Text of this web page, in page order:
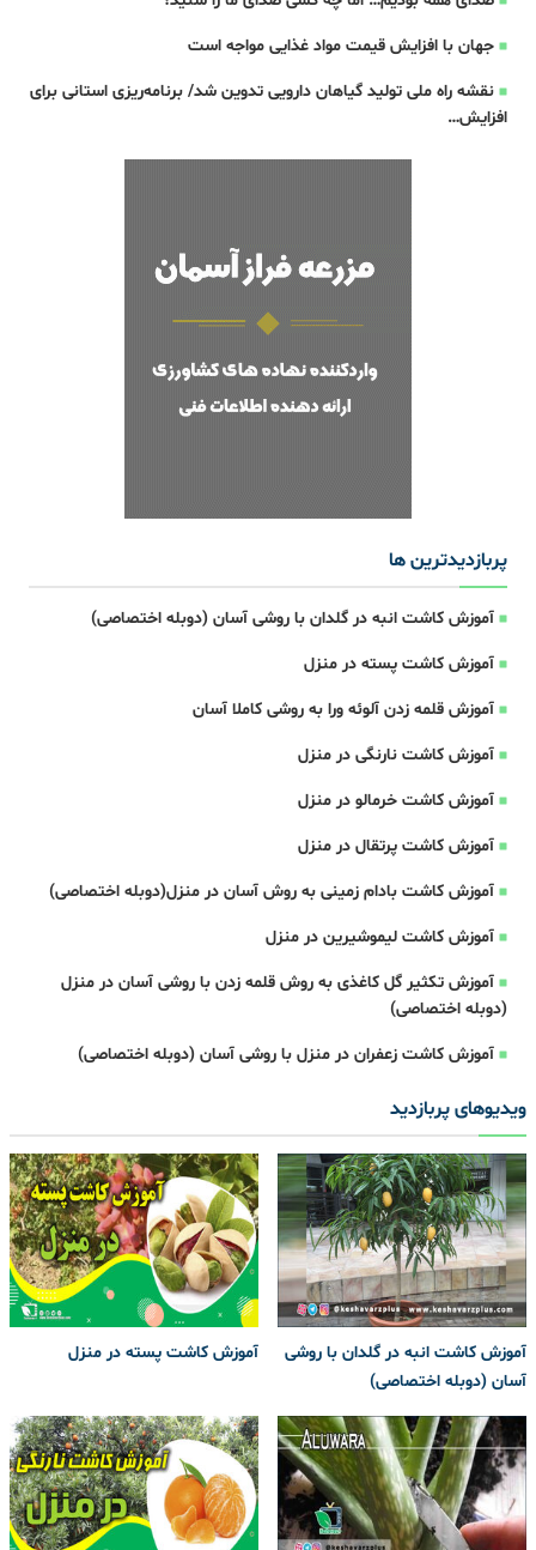
جهان با افزایش قیمت مواد غذایی مواجه است
نقشه راه ملی تولید گیاهان دارویی تدوین شد/ برنامه‌ریزی استانی برای
افزایش…
پربازدیدترین ها
آموزش کاشت انبه در گلدان با روشی آسان (دوبله اختصاصی)
آموزش کاشت پسته در منزل
آموزش قلمه زدن آلوئه ورا به روشی کاملا آسان
آموزش کاشت نارنگی در منزل
آموزش کاشت خرمالو در منزل
آموزش کاشت پرتقال در منزل
آموزش کاشت بادام زمینی به روش آسان در منزل(دوبله اختصاصی)
آموزش کاشت لیموشیرین در منزل
آموزش تکثیر گل کاغذی به روش قلمه زدن با روشی آسان در منزل
(دوبله اختصاصی)
آموزش کاشت زعفران در منزل با روشی آسان (دوبله اختصاصی)
ویدیوهای پربازدید
آموزش کاشت انبه در گلدان با روشی
آسان (دوبله اختصاصی)
آموزش کاشت پسته در منزل